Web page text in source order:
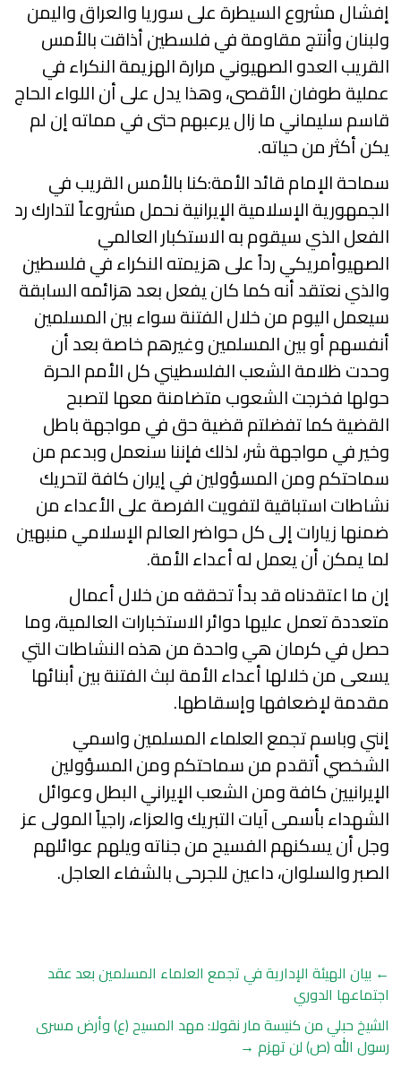
إفشال مشروع السيطرة على سوريا والعراق واليمن
ولبنان وأنتج مقاومة في فلسطين أذاقت بالأمس
القريب العدو الصهيوني مرارة الهزيمة النكراء في
عملية طوفان الأقصى، وهذا يدل على أن اللواء الحاج
قاسم سليماني ما زال يرعبهم حتى في مماته إن لم
يكن أكثر من حياته.
سماحة الإمام قائد الأمة:كنا بالأمس القريب في
الجمهورية الإسلامية الإيرانية نحمل مشروعاً لتدارك رد
الفعل الذي سيقوم به الاستكبار العالمي
الصهيوأمريكي رداً على هزيمته النكراء في فلسطين
والذي نعتقد أنه كما كان يفعل بعد هزائمه السابقة
سيعمل اليوم من خلال الفتنة سواء بين المسلمين
أنفسهم أو بين المسلمين وغيرهم خاصة بعد أن
وحدت ظلامة الشعب الفلسطيني كل الأمم الحرة
حولها فخرجت الشعوب متضامنة معها لتصبح
القضية كما تفضلتم قضية حق في مواجهة باطل
وخير في مواجهة شر، لذلك فإننا سنعمل وبدعم من
سماحتكم ومن المسؤولين في إيران كافة لتحريك
نشاطات استباقية لتفويت الفرصة على الأعداء من
ضمنها زيارات إلى كل حواضر العالم الإسلامي منبهين
لما يمكن أن يعمل له أعداء الأمة.
إن ما اعتقدناه قد بدأ تحققه من خلال أعمال
متعددة تعمل عليها دوائر الاستخبارات العالمية، وما
حصل في كرمان هي واحدة من هذه النشاطات التي
يسعى من خلالها أعداء الأمة لبث الفتنة بين أبنائها
مقدمة لإضعافها وإسقاطها.
إنني وباسم تجمع العلماء المسلمين واسمي
الشخصي أتقدم من سماحتكم ومن المسؤولين
الإيرانيين كافة ومن الشعب الإيراني البطل وعوائل
الشهداء بأسمى آيات التبريك والعزاء، راجياً المولى عز
وجل أن يسكنهم الفسيح من جناته ويلهم عوائلهم
الصبر والسلوان، داعين للجرحى بالشفاء العاجل.
← بيان الهيئة الإدارية في تجمع العلماء المسلمين بعد عقد
اجتماعها الدوري
الشيخ حبلي من كنيسة مار نقولا: مهد المسيح (ع) وأرض مسرى
رسول الله (ص) لن تهزم →